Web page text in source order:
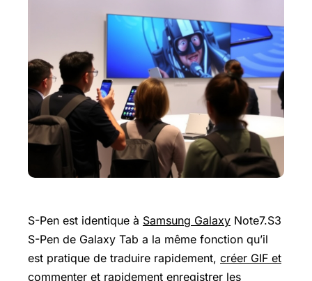
S-Pen est identique à Samsung Galaxy Note7.S3
S-Pen de Galaxy Tab a la même fonction qu’il
est pratique de traduire rapidement, créer GIF et
commenter et rapidement enregistrer les